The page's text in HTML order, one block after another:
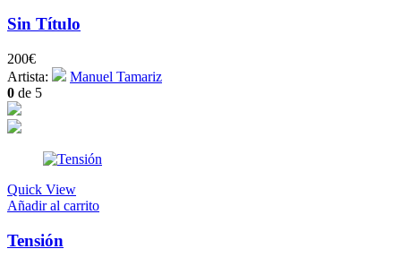
Sin Título
200€
Artista:
Manuel Tamariz
0 de 5
Quick View
Añadir al carrito
Tensión